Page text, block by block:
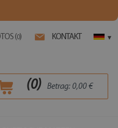
(0) KONTAKT ▾
(0) Betrag: 0,00€